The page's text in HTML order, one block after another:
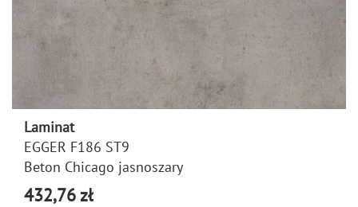
Laminat
EGGER F186 ST9
Beton Chicago jasnoszary
432,76 zł